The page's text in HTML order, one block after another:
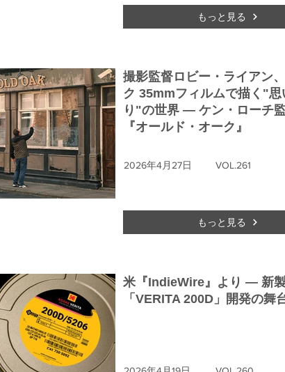
もっと見る
撮影監督ロビー・ライアン
ク 35mmフィルムで描く"思
り"の世界 ― ケン・ローチ
『オールド・オーク』
2026年4月27日 VOL.261
もっと見る
米『IndieWire』より ― 新
「VERITA 200D」開発の舞